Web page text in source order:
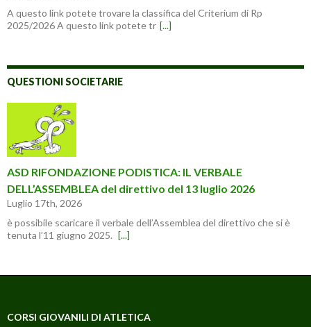
A questo link potete trovare la classifica del Criterium di Rp
2025/2026 A questo link potete tr [...]
QUESTIONI SOCIETARIE
ASD RIFONDAZIONE PODISTICA: IL VERBALE
DELL’ASSEMBLEA del direttivo del 13 luglio 2026
Luglio 17th, 2026
è possibile scaricare il verbale dell’Assemblea del direttivo che si è
tenuta l’11 giugno 2025. [...]
CORSI GIOVANILI DI ATLETICA